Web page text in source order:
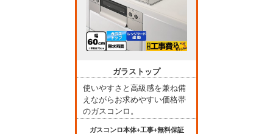
ガラストップ
使いやすさと高級感を兼ね備
えながらお求めやすい価格帯
のガスコンロ。
ガスコンロ本体+工事+無料保証